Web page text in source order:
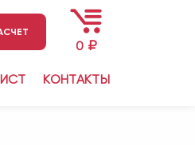
0₽
КОНТАКТЫ